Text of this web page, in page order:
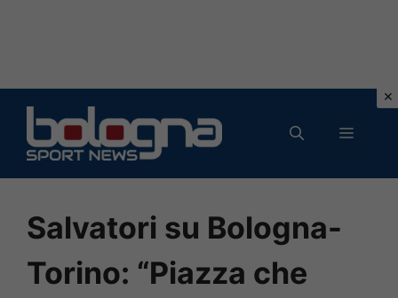
contenuto
MENU
Salvatori su Bologna-
Torino: “Piazza che